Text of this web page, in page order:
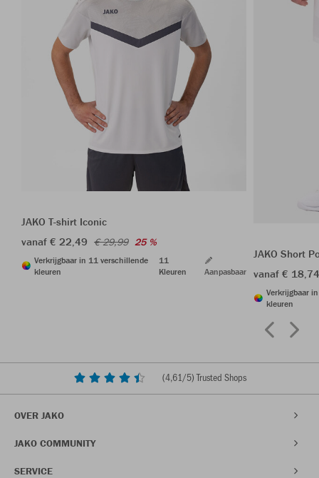
JAKO T-shirt Iconic
vanaf € 22,49 € 29,99 25 %
Verkrijgbaar in 11 verschillende
kleuren
11
Kleuren
Aanpasbaar
JAKO Short
vanaf €
Verkrijgbaar
kleuren
(4,61/5) Trusted Shops
OVER JAKO
JAKO COMMUNITY
SERVICE